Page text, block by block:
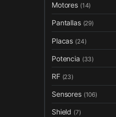
Motores (14)
Pantallas (29)
Placas (24)
Potencia (33)
RF (23)
Sensores (106)
Shield (7)